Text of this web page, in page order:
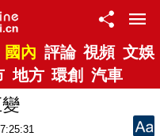
國內 評論 視頻 文娛
地方 環創 汽車